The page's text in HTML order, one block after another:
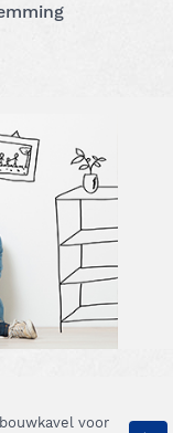
voor